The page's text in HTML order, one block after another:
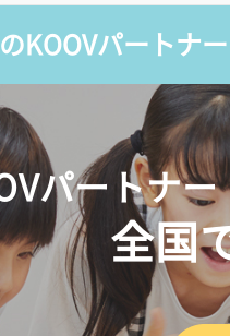
KOOVパートナ
パートナ
全国